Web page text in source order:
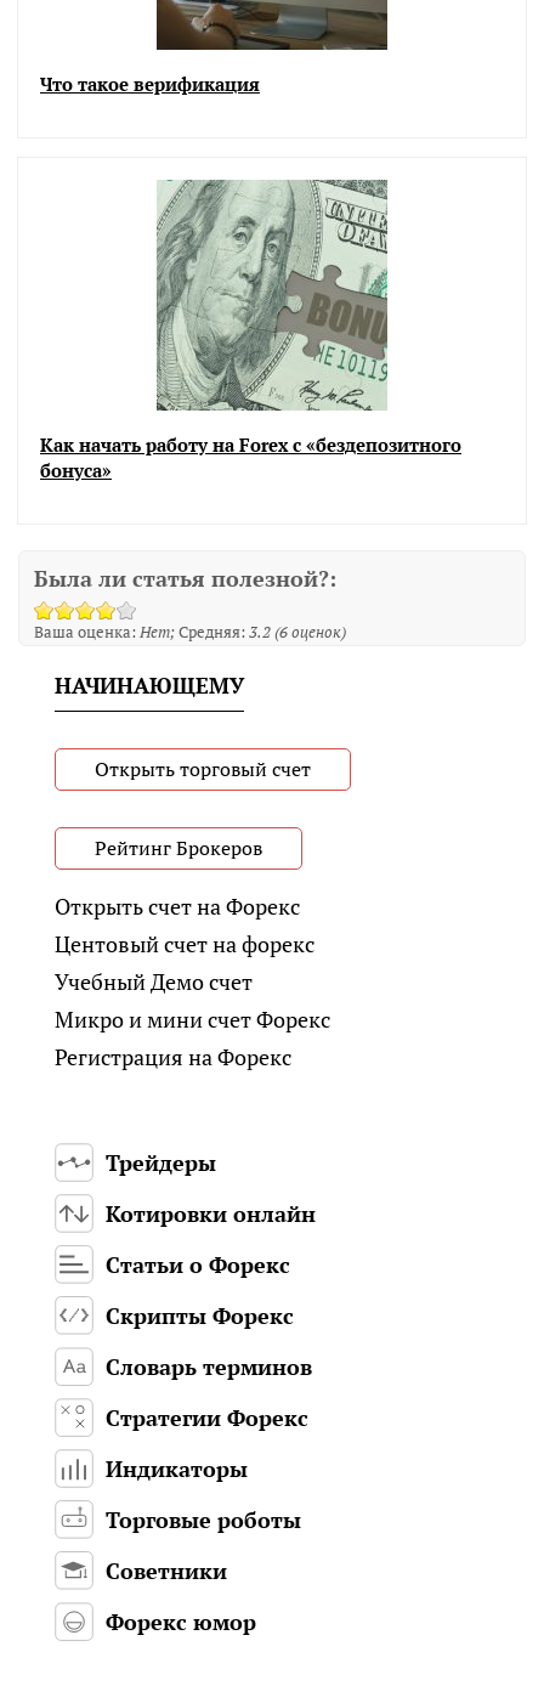
Что такое верификация
Как начать работу на Forex с «бездепозитного
бонуса»
Была ли статья полезной?:
Ваша оценка:Нет Средняя:3.2(6оценок)
НАЧИНАЮЩЕМУ
Открыть торговый счет
Рейтинг Брокеров
Открыть счет на Форекс
Центовый счет на форекс
Учебный Демо счет
Микро и мини счет Форекс
Регистрация на Форекс
Трейдеры
Котировки онлайн
Статьи о Форекс
Скрипты Форекс
Словарь терминов
Стратегии Форекс
Индикаторы
Торговые роботы
Советники
Форекс юмор